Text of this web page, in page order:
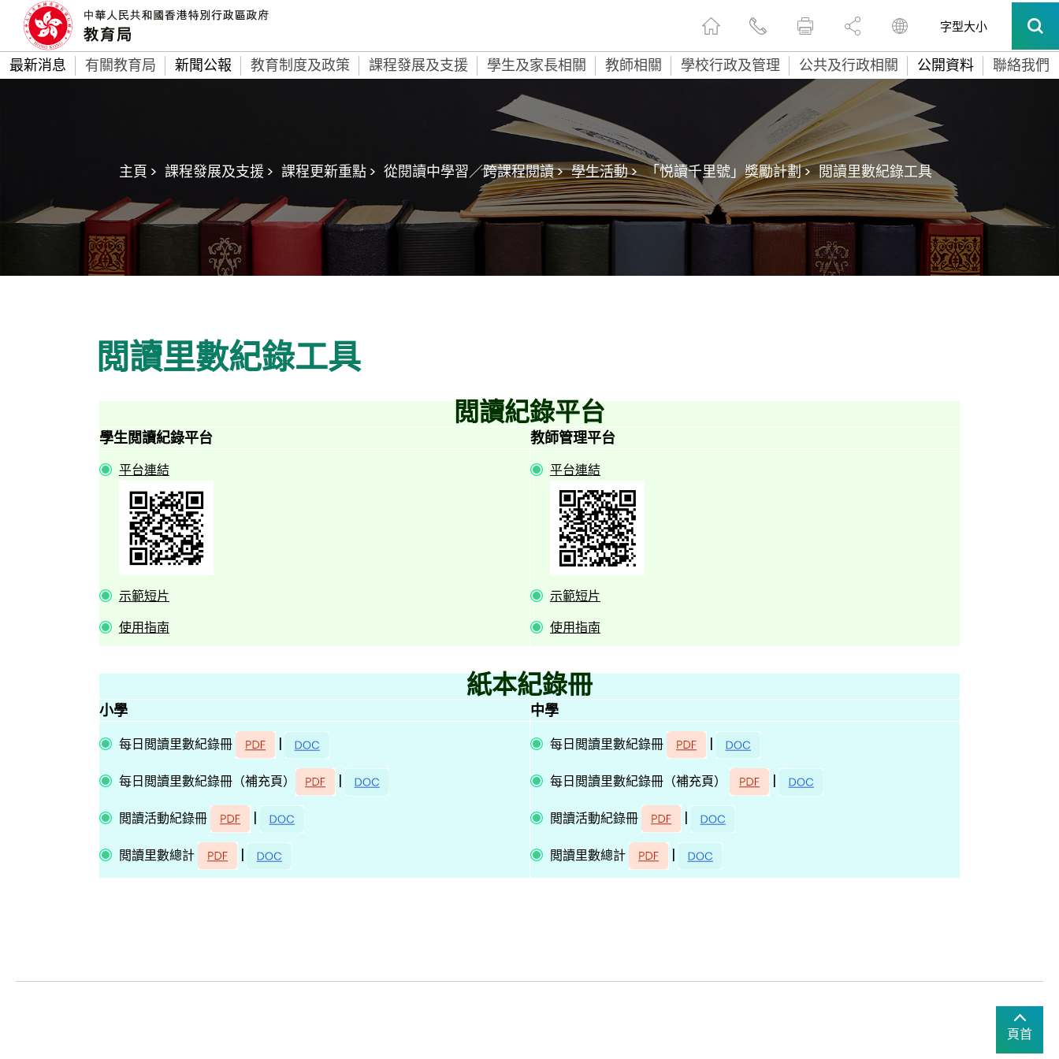
字型大小
最新消息 有關教育局 新聞公報 教育制度及政策 課程發展及支援 學生及家長相關 教師相關 學校行政及管理 公共及行政相關 公開資料 聯絡我們
主頁 > 課程發展及支援 > 課程更新重點 > 從閱讀中學習／跨課程閱讀 > 學生活動 > 「悦讀千里號」獎勵計劃 > 閲讀里數紀錄工具
閲讀里數紀錄工具
閲讀紀錄平台
學生閲讀紀錄平台 教師管理平台
平台連結
示範短片
使用指南
平台連結
示範短片
使用指南
紙本紀錄冊
小學 中學
每日閲讀里數紀錄冊 |
每日閲讀里數紀錄冊（補充頁） |
閲讀活動紀錄冊 |
閲讀里數總計 |
每日閲讀里數紀錄冊 |
每日閲讀里數紀錄冊（補充頁） |
閲讀活動紀錄冊 |
閲讀里數總計 |
頁首